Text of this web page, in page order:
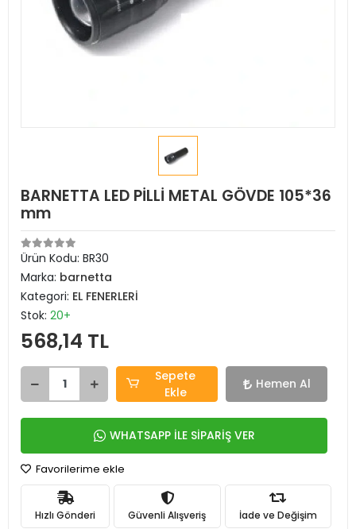
BARNETTA LED PİLLİ METAL GÖVDE 105*36
mm
Ürün Kodu: BR30
Marka: barnetta
Kategori: EL FENERLERİ
Stok: 20+
568,14 TL
Sepete
Ekle
Hemen Al
WHATSAPP İLE SİPARİŞ VER
Favorilerime ekle
Hızlı Gönderi Güvenli Alışveriş İade ve Değişim